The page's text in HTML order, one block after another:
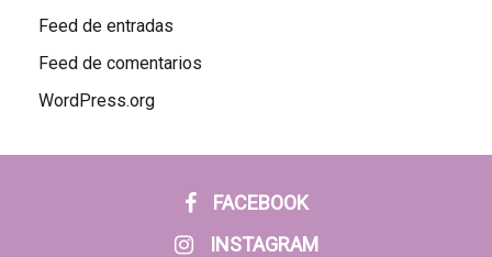
Feed de entradas
Feed de comentarios
WordPress.org
FACEBOOK
INSTAGRAM